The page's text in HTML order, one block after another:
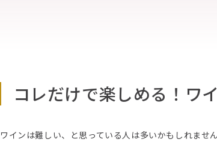
コレだけで楽しめる！ワ
ワインは難しい、と思っている人は多いかもしれま